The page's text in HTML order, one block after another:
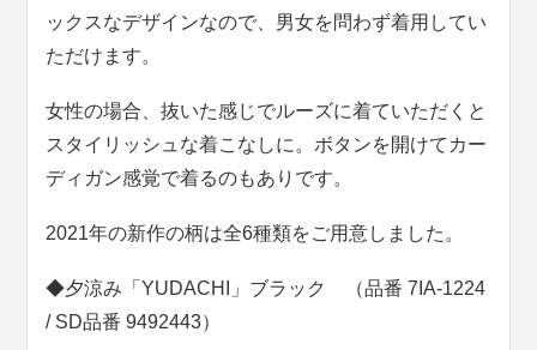
ックスなデザインなので、男女を問わず着用してい
ただけます。
女性の場合、抜いた感じでルーズに着ていただくと
スタイリッシュな着こなしに。ボタンを開けてカー
ディガン感覚で着るのもありです。
2021年の新作の柄は全6種類をご用意しました。
◆夕涼み「YUDACHI」ブラック （品番 7IA-1224
/ SD品番 9492443）